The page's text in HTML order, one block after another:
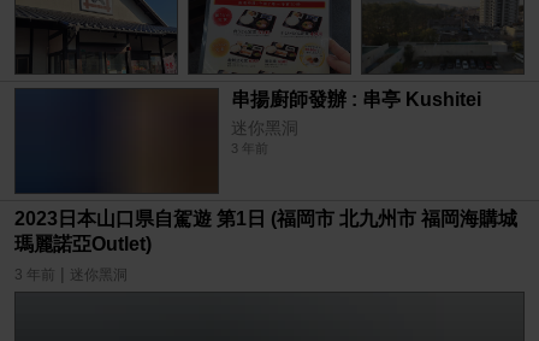
串揚廚師發辦 : 串亭 Kushitei
迷你黑洞
3 年前
2023日本山口県自駕遊 第1日 (福岡市 北九州市 福岡海購城
瑪麗諾亞Outlet)
3 年前 | 迷你黑洞